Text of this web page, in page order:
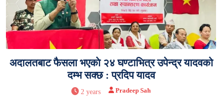
अदालतबाट फैसला भएकाे २४ घण्टाभित्र उपेन्द्र यादवको
दम्भ सक्छ : प्रदिप यादव
2 years Pradeep Sah